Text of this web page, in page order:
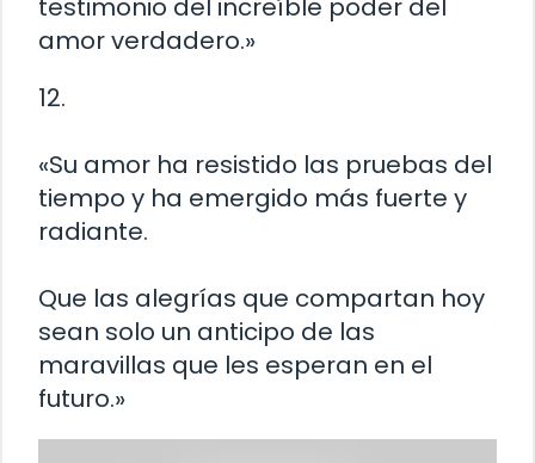
testimonio del increíble poder del
amor verdadero.»
12.
«Su amor ha resistido las pruebas del
tiempo y ha emergido más fuerte y
radiante.
Que las alegrías que compartan hoy
sean solo un anticipo de las
maravillas que les esperan en el
futuro.»